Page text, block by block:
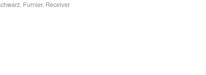
, Furnier, Receiver